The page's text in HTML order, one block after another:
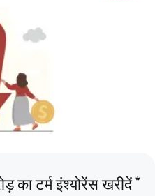
का टर्म इंश्योरेंस खरीदें *